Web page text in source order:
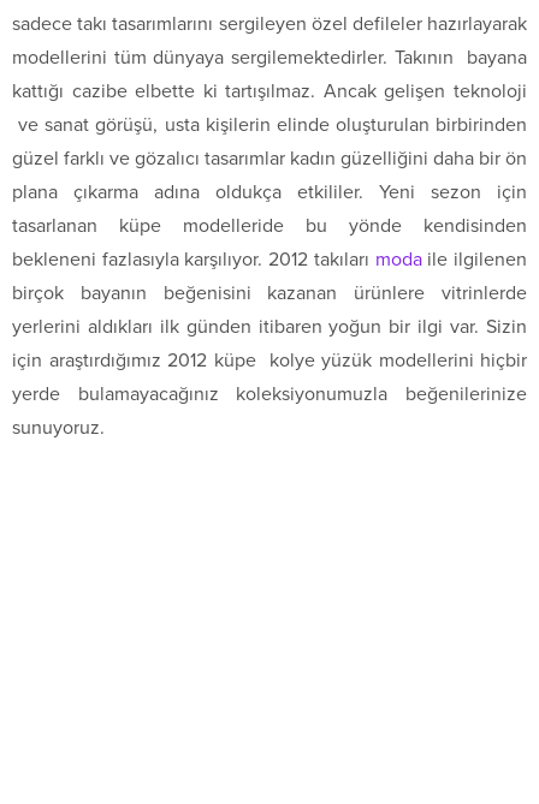
sadece takı tasarımlarını sergileyen özel defileler hazırlayarak
modellerini tüm dünyaya sergilemektedirler. Takının bayana
kattığı cazibe elbette ki tartışılmaz. Ancak gelişen teknoloji
ve sanat görüşü, usta kişilerin elinde oluşturulan birbirinden
güzel farklı ve gözalıcı tasarımlar kadın güzelliğini daha bir ön
plana çıkarma adına oldukça etkililer. Yeni sezon için
tasarlanan küpe modelleride bu yönde kendisinden
bekleneni fazlasıyla karşılıyor. 2012 takıları modaile ilgilenen
birçok bayanın beğenisini kazanan ürünlere vitrinlerde
yerlerini aldıkları ilk günden itibaren yoğun bir ilgi var. Sizin
için araştırdığımız 2012 küpe kolye yüzük modellerini hiçbir
yerde bulamayacağınız koleksiyonumuzla beğenilerinize
sunuyoruz.